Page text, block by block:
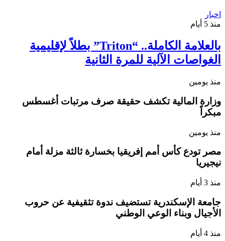
اخبار
منذ 5 أيام
بالعلامة الكاملة.. “Triton” بطلاً لإقليمية
الغواصات الآلية للمرة الثانية
منذ يومين
وزارة المالية تكشف حقيقة صرف مرتبات أغسطس
مبكراً
منذ يومين
مصر تودع كأس أمم إفريقيا بخسارة ثالثة مزلة أمام
نيجيريا
منذ 3 أيام
جامعة الإسكندرية تستضيف ندوة تثقيفية عن حروب
الأجيال وبناء الوعي الوطني
منذ 4 أيام